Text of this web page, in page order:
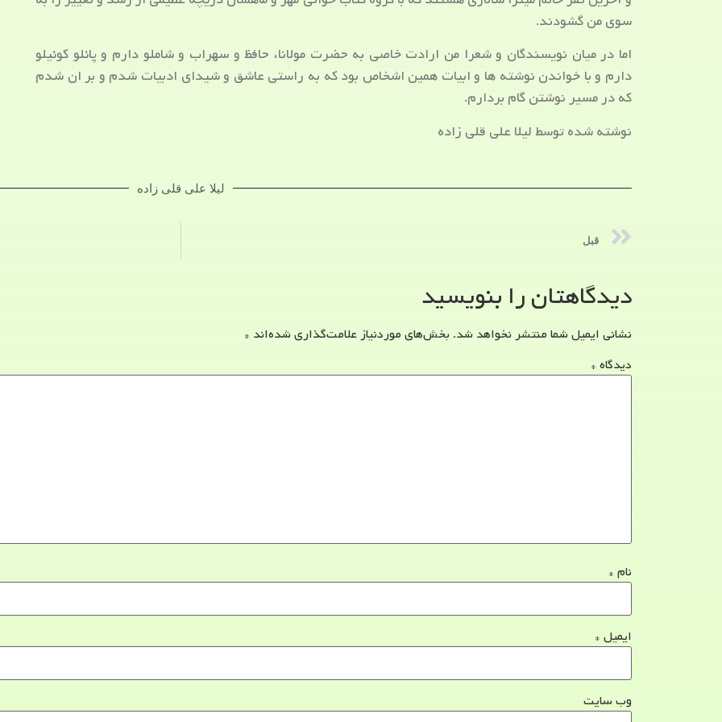
سوی من گشودند.
اما در میان نویسندگان و شعرا من ارادت خاصی به حضرت مولانا، حافظ و سهراب و شاملو دارم و پائلو کوئیلو
دارم و با خواندن نوشته ها و ابیات همین اشخاص بود که به راستی عاشق و شیدای ادبیات شدم و بر ان شدم
که در مسیر نوشتن گام بردارم.
نوشته شده توسط لیلا علی قلی زاده
لیلا علی قلی زاده
قبل
دیدگاهتان را بنویسید
نشانی ایمیل شما منتشر نخواهد شد. بخش‌های موردنیاز علامت‌گذاری شده‌اند *
دیدگاه *
نام *
ایمیل *
وب‌ سایت